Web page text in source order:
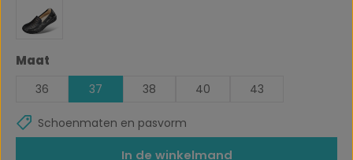
Selecteer
Maat
36 37 38 40 43
Schoenmaten en pasvorm
In de winkelmand